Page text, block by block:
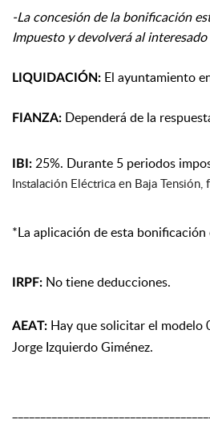
-La concesión de la bonificación
Impuesto y devolverá al
LIQUIDACIÓN: El ayuntamiento
FIANZA: Dependerá de la
IBI: 25%. Durante 5 periodos
Instalación Eléctrica en Baja
*La aplicación de esta
IRPF: No tiene deducciones.
AEAT: Hay que solicitar el modelo
Jorge IzquierdoGiménez.